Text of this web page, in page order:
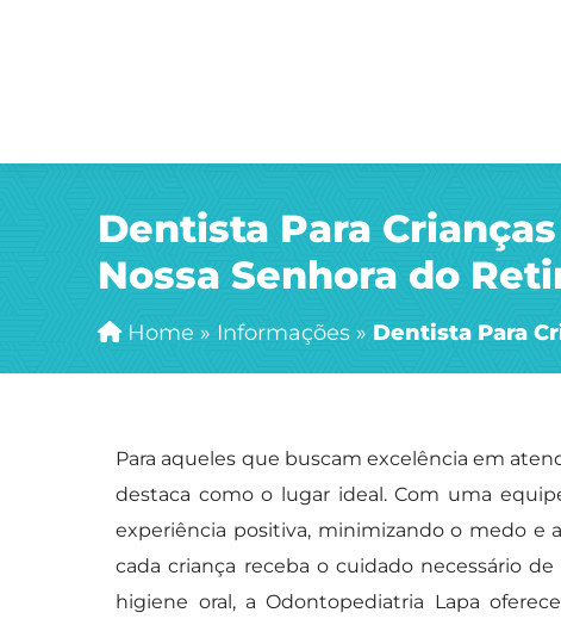
Dentista Para
Nossa Senhora do
Home » Informações » Dentista Para
Para aqueles que buscam excelência em
destaca como o lugar ideal. Com uma
experiência positiva, minimizando o medo e
cada criança receba o cuidado necessário
higiene oral, a Odontopediatria Lapa